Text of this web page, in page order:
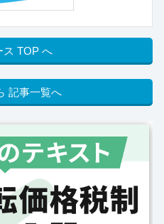
ス TOP へ
記事一覧へ